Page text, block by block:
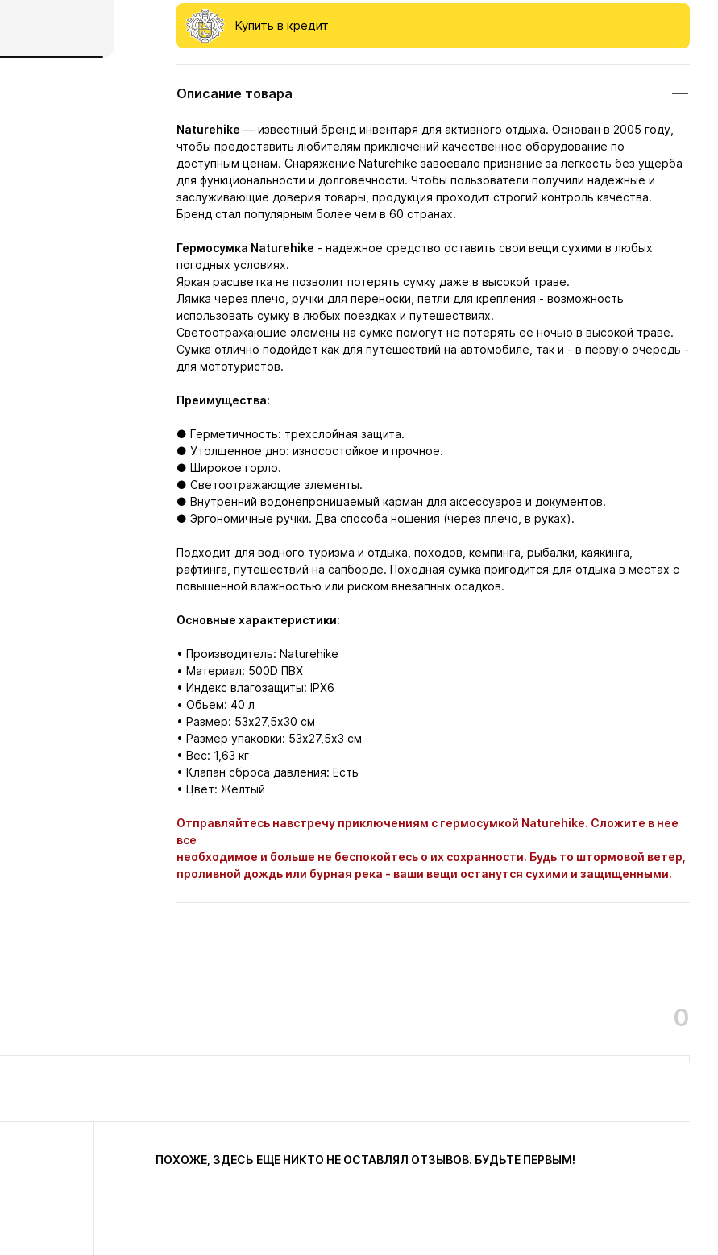
Купить в кредит
Описание товара
Naturehike — известный бренд инвентаря для активного отдыха. Основан в 2005 году,
чтобы предоставить любителям приключений качественное оборудование по
доступным ценам. Снаряжение Naturehike завоевало признание за лёгкость без ущерба
для функциональности и долговечности. Чтобы пользователи получили надёжные и
заслуживающие доверия товары, продукция проходит строгий контроль качества.
Бренд стал популярным более чем в 60 странах.
Гермосумка Naturehike - надежное средство оставить свои вещи сухими в любых
погодных условиях.
Яркая расцветка не позволит потерять сумку даже в высокой траве.
Лямка через плечо, ручки для переноски, петли для крепления - возможность
использовать сумку в любых поездках и путешествиях.
Светоотражающие элемены на сумке помогут не потерять ее ночью в высокой траве.
Сумка отлично подойдет как для путешествий на автомобиле, так и - в первую очередь -
для мототуристов.
Преимущества:
● Герметичность: трехслойная защита.
● Утолщенное дно: износостойкое и прочное.
● Широкое горло.
● Светоотражающие элементы.
● Внутренний водонепроницаемый карман для аксессуаров и документов.
● Эргономичные ручки. Два способа ношения (через плечо, в руках).
Подходит для водного туризма и отдыха, походов, кемпинга, рыбалки, каякинга,
рафтинга, путешествий на сапборде. Походная сумка пригодится для отдыха в местах с
повышенной влажностью или риском внезапных осадков.
Основные характеристики:
• Производитель: Naturehike
• Материал: 500D ПВХ
• Индекс влагозащиты: IPX6
• Обьем: 40 л
• Размер: 53х27,5х30 см
• Размер упаковки: 53х27,5х3 см
• Вес: 1,63 кг
• Клапан сброса давления: Есть
• Цвет: Желтый
Отправляйтесь навстречу приключениям с гермосумкой Naturehike. Сложите в нее
все
необходимое и больше не беспокойтесь о их сохранности. Будь то штормовой ветер,
проливной дождь или бурная река - ваши вещи останутся сухими и защищенными.
0
ПОХОЖЕ, ЗДЕСЬ ЕЩЕ НИКТО НЕ ОСТАВЛЯЛ ОТЗЫВОВ. БУДЬТЕ ПЕРВЫМ!